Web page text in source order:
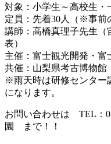
対象：小学生～高校生・
定員：先着30人（※事前
講師：高橋真理子先生（
表）
主催：富士観光開発・
共催：山梨県考古博物館
※雨天時は研修センター
になります。
お問い合わせは TEL：
園 まで！！